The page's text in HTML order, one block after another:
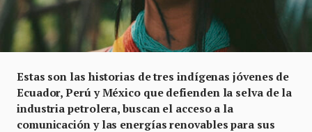
Estas son las historias de tres indígenas jóvenes de
Ecuador, Perú y México que defienden la selva de la
industria petrolera, buscan el acceso a la
comunicación y las energías renovables para sus